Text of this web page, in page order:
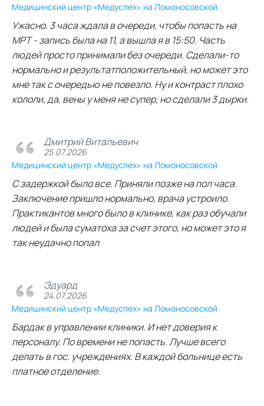
Медицинский центр «Медуспех» на Ломоносовской
Ужасно. 3 часа ждала в очереди, чтобы попасть на
МРТ - запись была на 11, а вышла я в 15:50. Часть
людей просто принимали без очереди. Сделали-то
нормально и результатположительный, но может это
мне так с очередью не повезло. Ну и контраст плохо
кололи, да, вены у меня не супер, но сделали 3 дырки.
Дмитрий Витальевич
25.07.2026
Медицинский центр «Медуспех» на Ломоносовской
С задержкой было все. Приняли позже на пол часа.
Заключение пришло нормально, врача устроило.
Практикантов много было в клинике, как раз обучали
людей и была суматоха за счет этого, но может это я
так неудачно попал
Эдуард
24.07.2026
Медицинский центр «Медуспех» на Ломоносовской
Бардак в управлении клиники. И нет доверия к
персоналу. По времени не попасть. Лучше всего
делать в гос. учреждениях. В каждой больнице есть
платное отделение.